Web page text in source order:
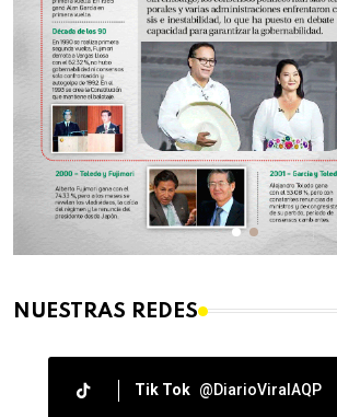
NUESTRAS REDES
Tik Tok @DiarioViralAQP